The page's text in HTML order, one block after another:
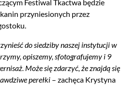
Festiwal Tkactwa będzie
przyniesionych przez
do siedziby naszej instytucji w
opiszemy, sfotografujemy i 9
Może się zdarzyć, że znajdą się
perełki – zachęca Krystyna